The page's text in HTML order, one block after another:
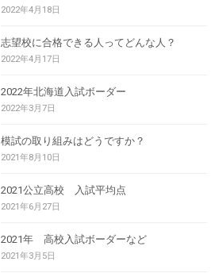
2022年4月18日
志望校に合格できる人ってどんな人？
2022年4月17日
2022年北海道入試ボーダー
2022年3月7日
模試の取り組みはどうですか？
2021年8月10日
2021公立高校 入試平均点
2021年6月27日
2021年 高校入試ボーダーなど
2021年3月5日